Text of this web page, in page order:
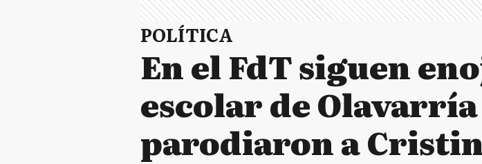
POLÍTICA
En el FdT siguen
escolar de
parodiaron a